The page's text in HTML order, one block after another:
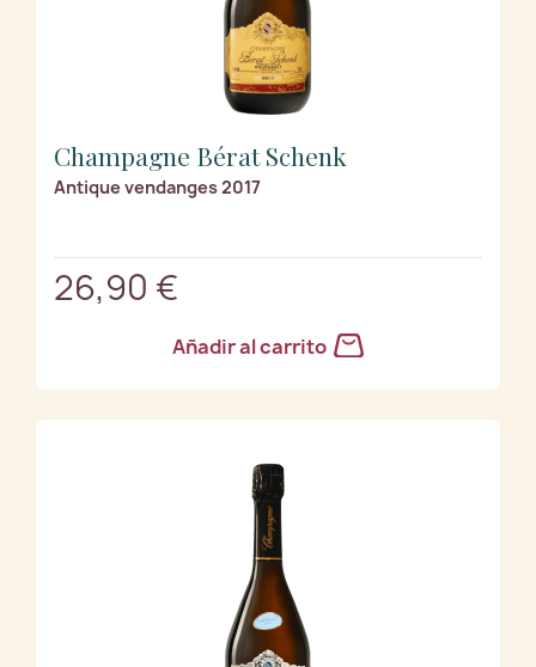
Champagne Bérat Schenk
Antique vendanges 2017
26,90 €
Añadir al carrito